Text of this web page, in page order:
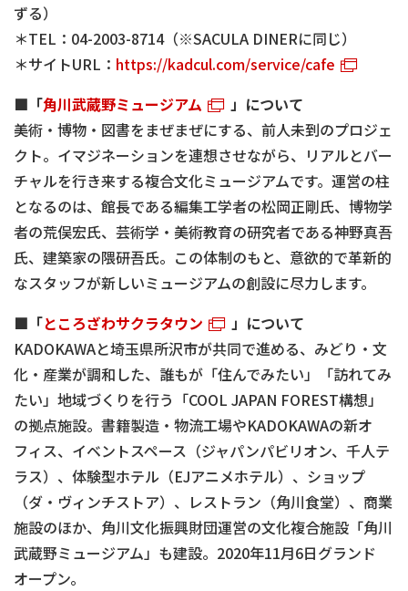
ずる）
＊TEL：04-2003-8714（※SACULA DINERに同じ）
＊サイトURL： https://kadcul.com/service/cafe
■「角川武蔵野ミュージアム
」について
美術・博物・図書をまぜまぜにする、前人未到のプロジェ
クト。イマジネーションを連想させながら、リアルとバー
チャルを行き来する複合文化ミュージアムです。運営の柱
となるのは、館長である編集工学者の松岡正剛氏、博物学
者の荒俣宏氏、芸術学・美術教育の研究者である神野真吾
氏、建築家の隈研吾氏。この体制のもと、意欲的で革新的
なスタッフが新しいミュージアムの創設に尽力します。
■「ところざわサクラタウン
」について
KADOKAWAと埼玉県所沢市が共同で進める、みどり・文
化・産業が調和した、誰もが「住んでみたい」「訪れてみ
たい」地域づくりを行う「COOL JAPAN FOREST構想」
の拠点施設。書籍製造・物流工場やKADOKAWAの新オ
フィス、イベントスペース（ジャパンパビリオン、千人テ
ラス）、体験型ホテル（EJアニメホテル）、ショップ
（ダ・ヴィンチストア）、レストラン（角川食堂）、商業
施設のほか、角川文化振興財団運営の文化複合施設「角川
武蔵野ミュージアム」も建設。2020年11月6日グランド
オープン。